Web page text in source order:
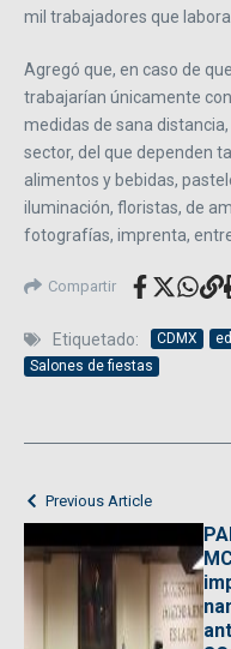
mil trabajadores que
Agregó que, en caso de
trabajarían únicamente
medidas de sana
sector, del que dependen
alimentos y bebidas,
iluminación, floristas, de
fotografías, imprenta,
Compartir
Etiquetado: CDMX
Salones de fiestas
Previous Article